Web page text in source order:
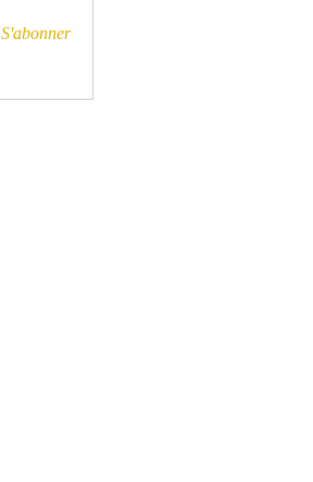
S'abonner